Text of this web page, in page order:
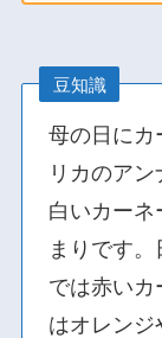
豆知識
母の日にカ
リカのア
白いカーネ
まりです
では赤いカ
はオレンジ